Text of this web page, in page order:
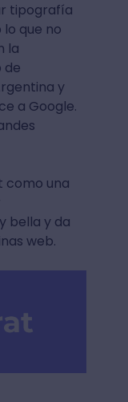
tipografía
que no
la
de
y
a Google.
como una
bella y da
web.